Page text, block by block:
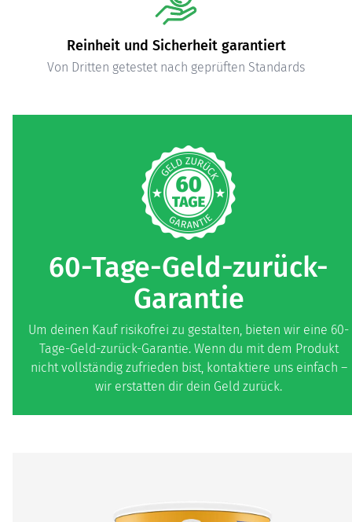
Hochwertige Zutaten
Sorgfältig ausgewählte, reine Formulierung
60-Tage-Geld-zurück-
Garantie
Um deinen Kauf risikofrei zu gestalten, bieten wir eine 60-
Tage-Geld-zurück-Garantie. Wenn du mit dem Produkt
nicht vollständig zufrieden bist, kontaktiere uns einfach –
wir erstatten dir dein Geld zurück.